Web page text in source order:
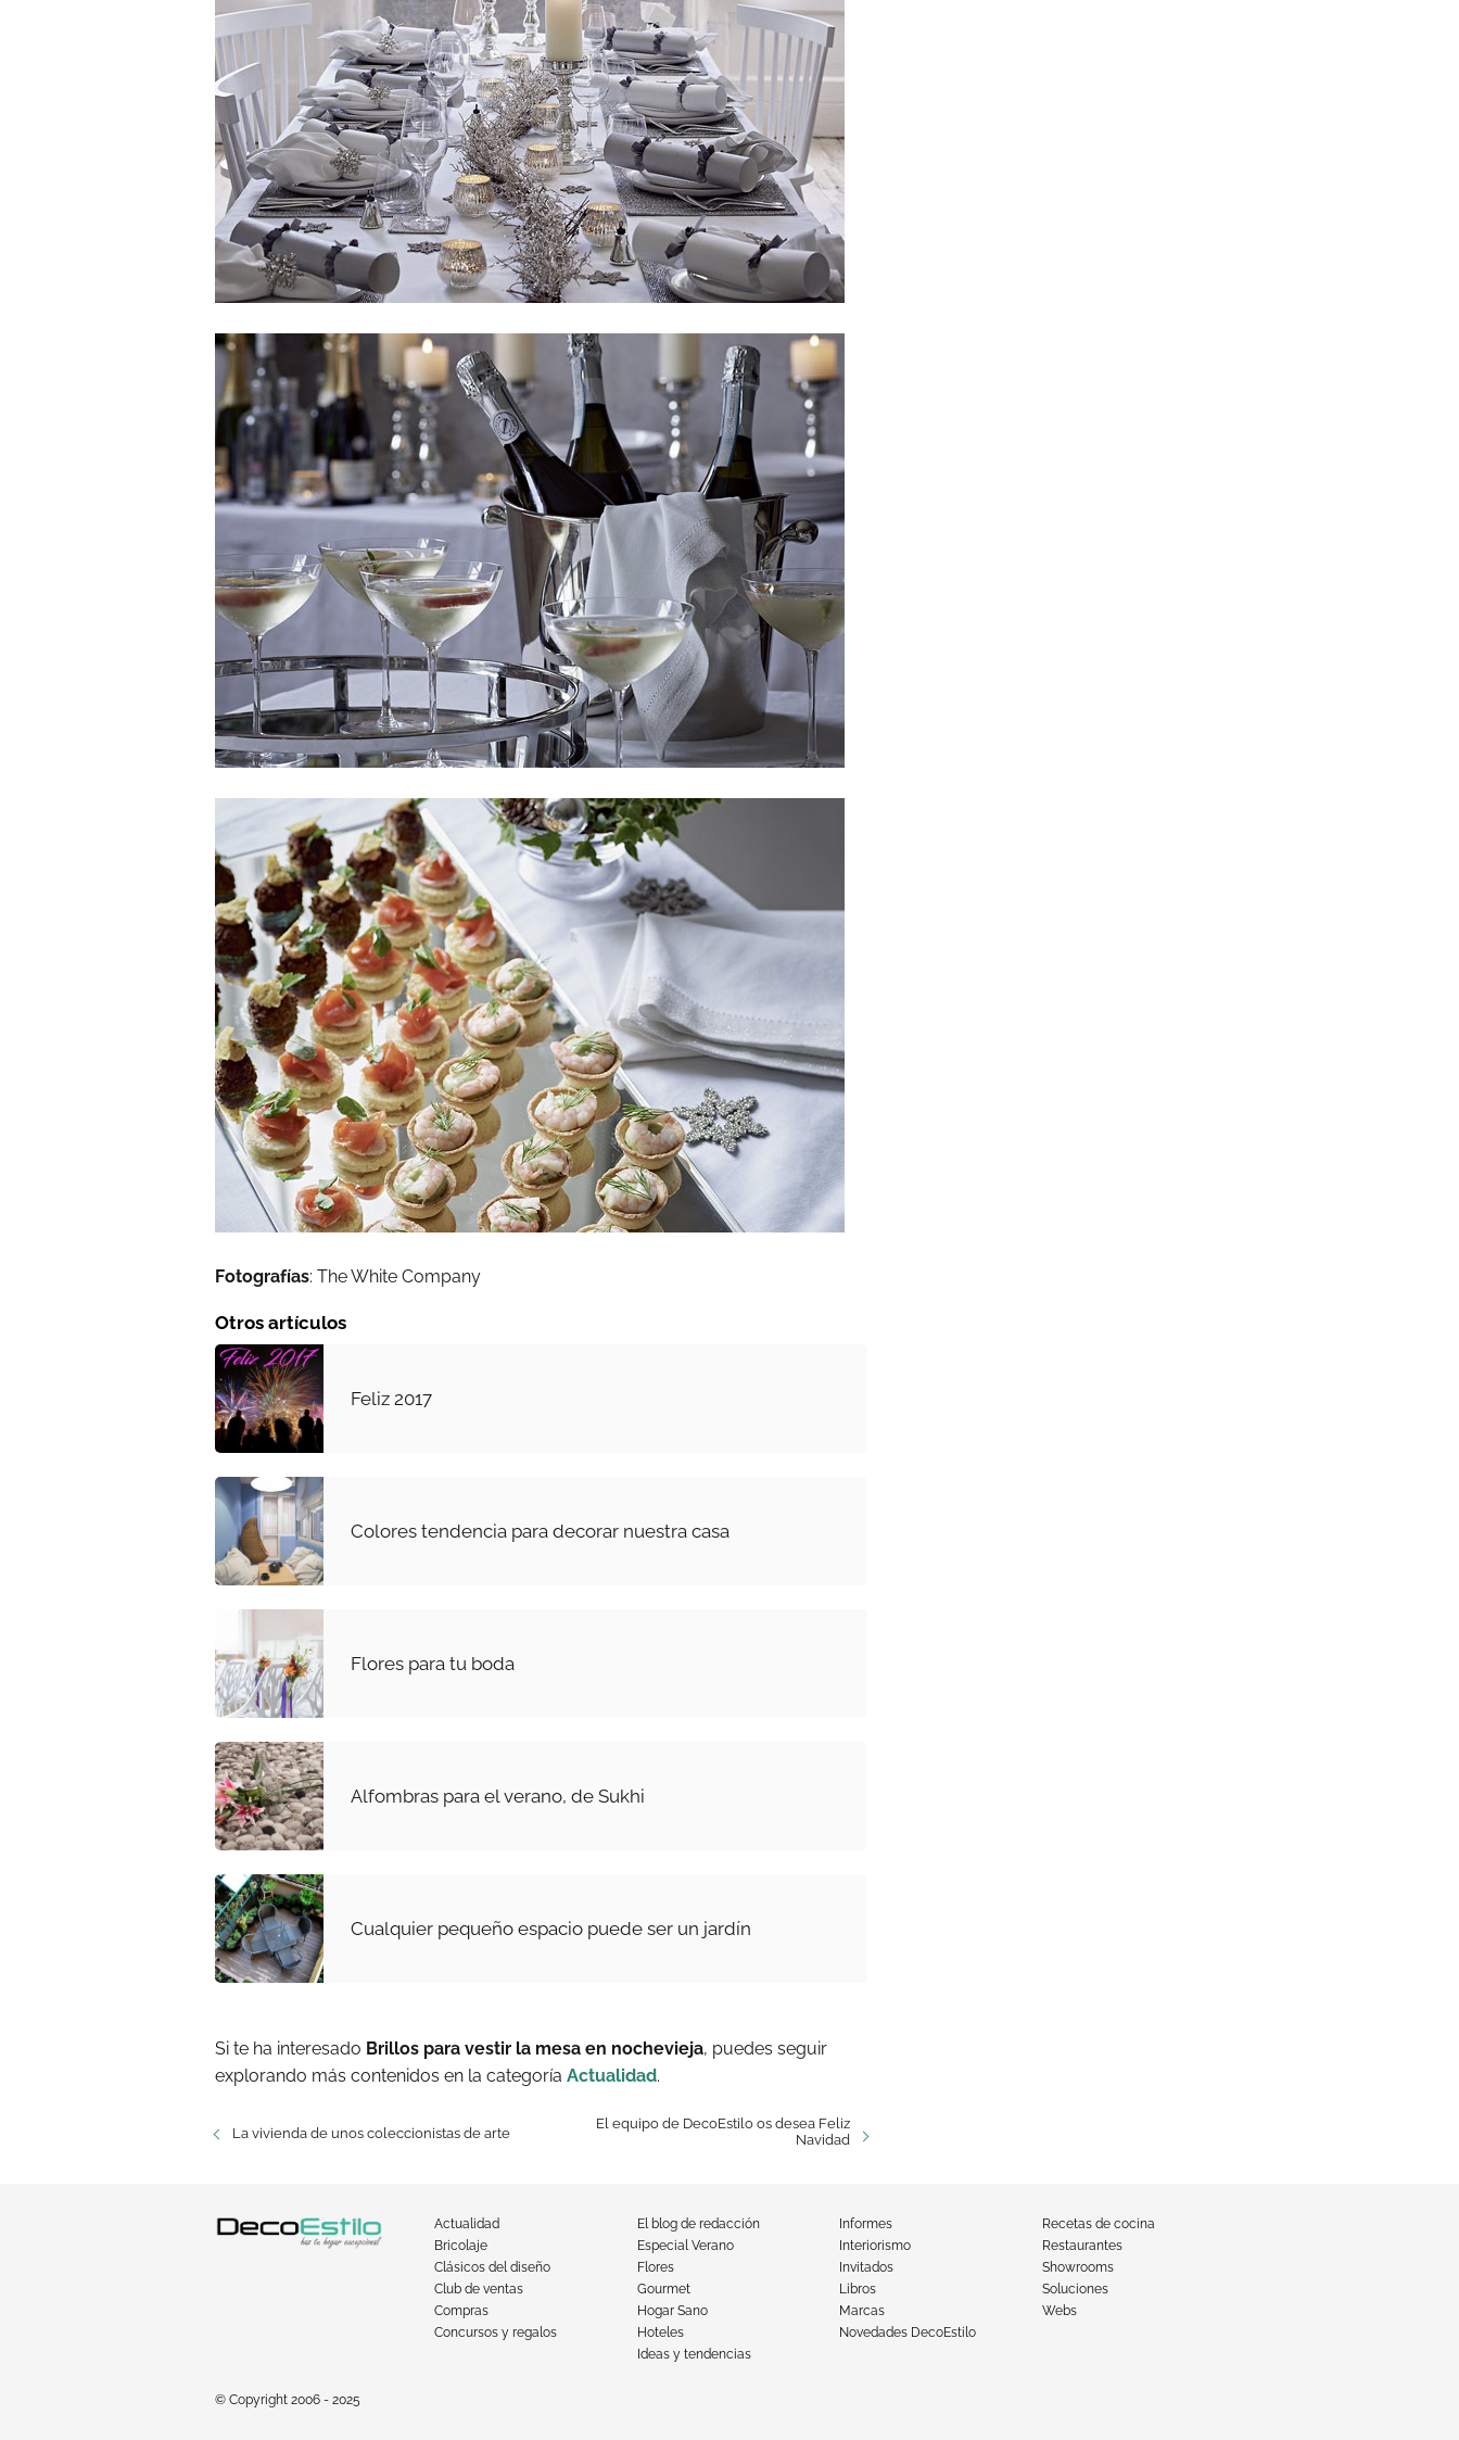
Fotografías: The White Company
Otros artículos
Feliz 2017
Colores tendencia para decorar nuestra casa
Flores para tu boda
Alfombras para el verano, de Sukhi
Cualquier pequeño espacio puede ser un jardín
Si te ha interesado Brillos para vestir la mesa en nochevieja, puedes seguir
explorando más contenidos en la categoría Actualidad.
La vivienda de unos coleccionistas de arte
El equipo de DecoEstilo os desea Feliz
Navidad
Actualidad
Bricolaje
Clásicos del diseño
Club de ventas
Compras
Concursos y regalos
El blog de redacción
Especial Verano
Flores
Gourmet
Hogar Sano
Hoteles
Ideas y tendencias
Informes
Interiorismo
Invitados
Libros
Marcas
Novedades DecoEstilo
Recetas de cocina
Restaurantes
Showrooms
Soluciones
Webs
© Copyright 2006 - 2025